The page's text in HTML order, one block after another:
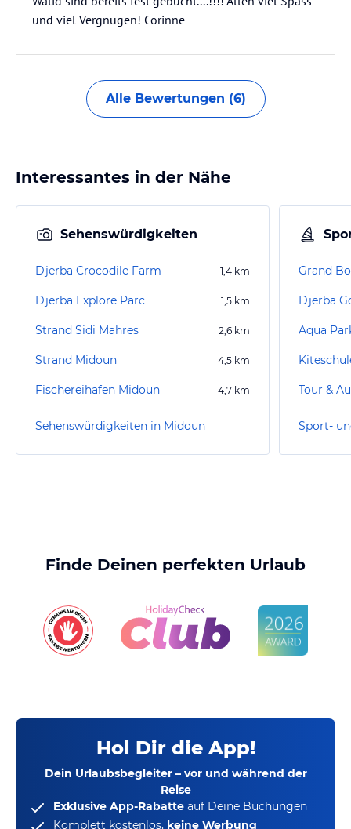
und viel Vergnügen! Corinne
Alle Bewertungen (6)
Interessantes in der Nähe
Sehenswürdigkeiten
Djerba Crocodile Farm 1,4 km
Djerba Explore Parc 1,5 km
Strand Sidi Mahres 2,6 km
Strand Midoun 4,5 km
Fischereihafen Midoun 4,7 km
Sehenswürdigkeiten in Midoun
Grand
Djerba
Aqua
Tour &
Sport-
Finde Deinen perfekten Urlaub
Hol Dir die App!
Dein Urlaubsbegleiter – vor und während der
Reise
Exklusive App-Rabatte auf Deine Buchungen
Komplett kostenlos, keine Werbung